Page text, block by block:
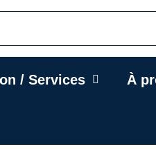
/ Services À